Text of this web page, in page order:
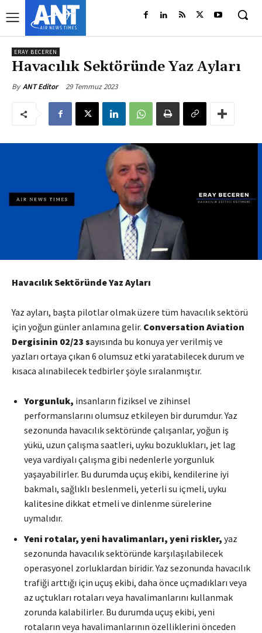
ERAY BECEREN
Havacılık Sektöründe Yaz Ayları
By ANT Editor 29 Temmuz 2023
Havacılık Sektöründe Yaz Ayları
Yaz ayları, başta pilotlar olmak üzere tüm havacılık sektörü
için yoğun günler anlamına gelir. Conversation Aviation
Dergisinin 02/23 sayısında bu konuya yer verilmiş ve
yazları ortaya çıkan 6 olumsuz etki yaratabilecek durum ve
kısaca alınabilecek tedbirler şöyle sıralanmıştır.
Yorgunluk, insanların fiziksel ve zihinsel
performanslarını olumsuz etkileyen bir durumdur. Yaz
sezonunda havacılık sektöründe çalışanlar, yoğun iş
yükü, uzun çalışma saatleri, uyku bozuklukları, jet lag
veya vardiyalı çalışma gibi nedenlerle yorgunluk
yaşayabilirler. Bu durumda uçuş ekibi, kendilerine iyi
bakmalı, sağlıklı beslenmeli, yeterli su içmeli, uyku
kalitesine dikkat etmeli ve dinlenme sürelerine
uymalıdır.
Yeni rotalar, yeni havalimanları, yeni riskler, yaz
sezonunda havacılık sektöründe karşılaşılabilecek
operasyonel zorluklardan biridir. Yaz sezonunda havacılık
trafiği arttığı için uçuş ekibi, daha önce uçmadıkları veya
az uçtukları rotaları veya havalimanlarını kullanmak
zorunda kalabilirler. Bu durumda uçuş ekibi, yeni
rotaların veya havalimanlarının özelliklerini önceden